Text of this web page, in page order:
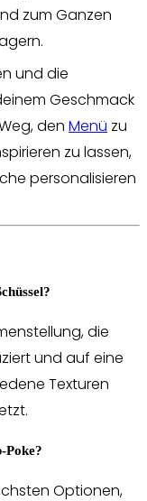
zum Ganzen
und die
Geschmack
den Menü zu
zu lassen,
personalisieren
die
und auf eine
Texturen
Poke?
Optionen,